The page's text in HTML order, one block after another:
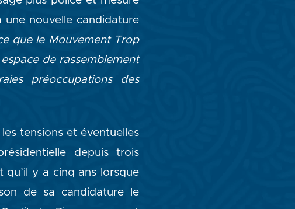
une nouvelle candidature
que le Mouvement Trop
de rassemblement
préoccupations des
tensions et éventuelles
depuis trois
qu’il y a cinq ans lorsque
de sa candidature le